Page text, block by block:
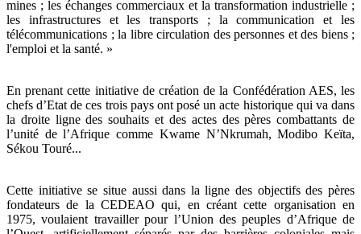
mines ; les échanges commerciaux et la transformation industrielle ;
les infrastructures et les transports ; la communication et les
télécommunications ; la libre circulation des personnes et des biens ;
l'emploi et la santé. »
En prenant cette initiative de création de la Confédération AES, les
chefs d’Etat de ces trois pays ont posé un acte historique qui va dans
la droite ligne des souhaits et des actes des pères combattants de
l’unité de l’Afrique comme Kwame N’Nkrumah, Modibo Keïta,
Sékou Touré...
Cette initiative se situe aussi dans la ligne des objectifs des pères
fondateurs de la CEDEAO qui, en créant cette organisation en
1975, voulaient travailler pour l’Union des peuples d’Afrique de